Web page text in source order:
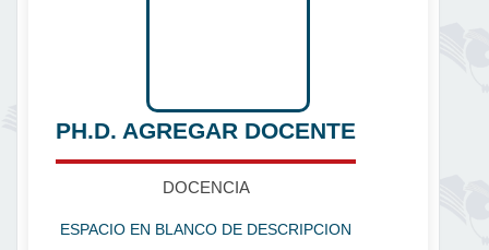
PH.D. AGREGAR DOCENTE
DOCENCIA
ESPACIO EN BLANCO DE DESCRIPCION